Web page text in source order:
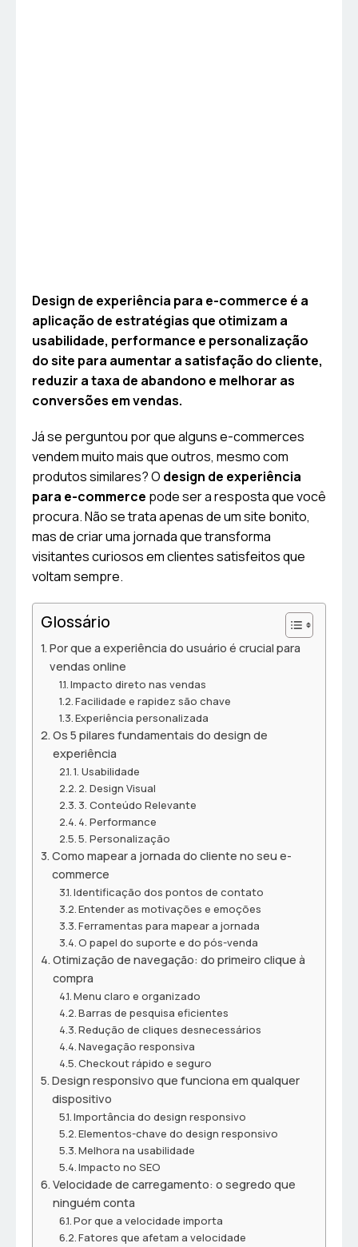
Design de experiência para e-commerce é a
aplicação de estratégias que otimizam a
usabilidade, performance e personalização
do site para aumentar a satisfação do cliente,
reduzir a taxa de abandono e melhorar as
conversões em vendas.
Já se perguntou por que alguns e-commerces
vendem muito mais que outros, mesmo com
produtos similares? O design de experiência
para e-commerce pode ser a resposta que você
procura. Não se trata apenas de um site bonito,
mas de criar uma jornada que transforma
visitantes curiosos em clientes satisfeitos que
voltam sempre.
Glossário
Por que a experiência do usuário é crucial para
vendas online
Impacto direto nas vendas
Facilidade e rapidez são chave
Experiência personalizada
Os 5 pilares fundamentais do design de
experiência
1. Usabilidade
2. Design Visual
3. Conteúdo Relevante
4. Performance
5. Personalização
Como mapear a jornada do cliente no seu e-
commerce
Identificação dos pontos de contato
Entender as motivações e emoções
Ferramentas para mapear a jornada
O papel do suporte e do pós-venda
Otimização de navegação: do primeiro clique à
compra
Menu claro e organizado
Barras de pesquisa eficientes
Redução de cliques desnecessários
Navegação responsiva
Checkout rápido e seguro
Design responsivo que funciona em qualquer
dispositivo
Importância do design responsivo
Elementos-chave do design responsivo
Melhora na usabilidade
Impacto no SEO
Velocidade de carregamento: o segredo que
ninguém conta
Por que a velocidade importa
Fatores que afetam a velocidade